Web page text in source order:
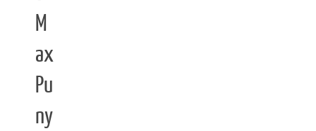
M
ax
Pu
ny